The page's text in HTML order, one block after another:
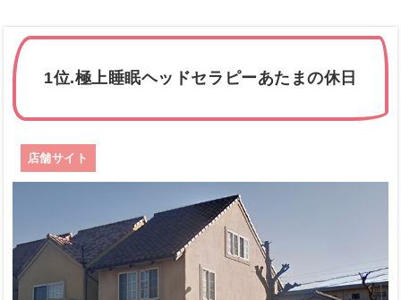
1位.極上睡眠ヘッドセラピーあたまの休日
店舗サイト